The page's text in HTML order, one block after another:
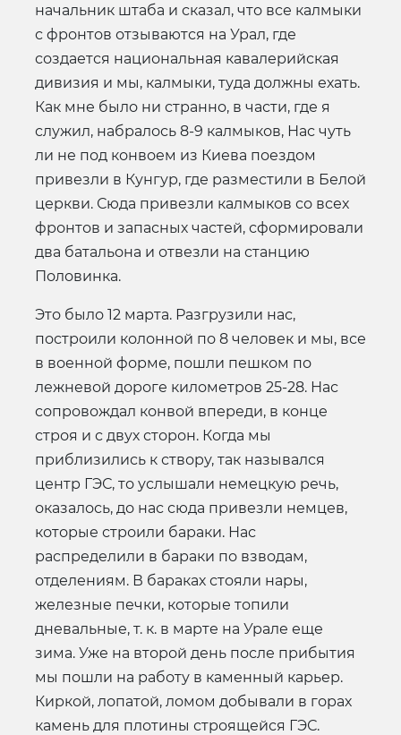
начальник штаба и сказал, что все калмыки
с фронтов отзываются на Урал, где
создается национальная кавалерийская
дивизия и мы, калмыки, туда должны ехать.
Как мне было ни странно, в части, где я
служил, набралось 8-9 калмыков, Нас чуть
ли не под конвоем из Киева поездом
привезли в Кунгур, где разместили в Белой
церкви. Сюда привезли калмыков со всех
фронтов и запасных частей, сформировали
два батальона и отвезли на станцию
Половинка.
Это было 12 марта. Разгрузили нас,
построили колонной по 8 человек и мы, все
в военной форме, пошли пешком по
лежневой дороге километров 25-28. Нас
сопровождал конвой впереди, в конце
строя и с двух сторон. Когда мы
приблизились к створу, так назывался
центр ГЭС, то услышали немецкую речь,
оказалось, до нас сюда привезли немцев,
которые строили бараки. Нас
распределили в бараки по взводам,
отделениям. В бараках стояли нары,
железные печки, которые топили
дневальные, т. к. в марте на Урале еще
зима. Уже на второй день после прибытия
мы пошли на работу в каменный карьер.
Киркой, лопатой, ломом добывали в горах
камень для плотины строящейся ГЭС.